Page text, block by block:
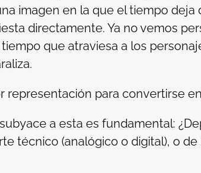
imagen en la que el tiempo deja
directamente. Ya no vemos
que atraviesa a los
representación para convertirse
a esta es fundamental:
técnico (analógico o digital), o